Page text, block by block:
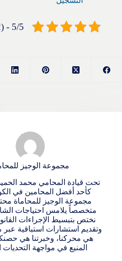
5/5 - (2 صوتين)
مجموعة الوجيز
تحت قيادة المحامي محمد
كأحد أفضل المحامين في
مجموعة الوجيز للمحاماة
متخصصاً يلامس احتياجات
نختص بتبسيط الإجراءات
وتقديم استشارات استباقية عبر
هي محركنا، وخبرتنا هي
المنيع في مواجهة التحديات